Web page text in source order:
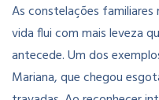
As constelações
vida flui com mais leveza
antecede. Um dos
Mariana, que chegou